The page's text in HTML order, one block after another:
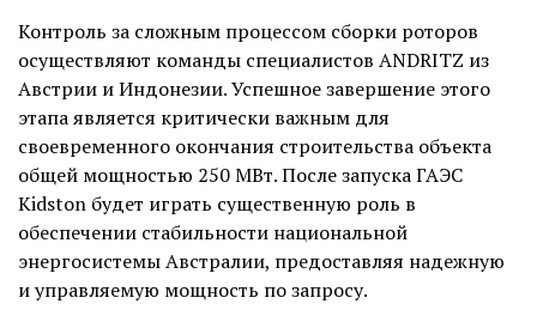
Контроль за сложным процессом сборки роторов
осуществляют команды специалистов ANDRITZ из
Австрии и Индонезии. Успешное завершение этого
этапа является критически важным для
своевременного окончания строительства объекта
общей мощностью 250 МВт. После запуска ГАЭС
Kidston будет играть существенную роль в
обеспечении стабильности национальной
энергосистемы Австралии, предоставляя надежную
и управляемую мощность по запросу.